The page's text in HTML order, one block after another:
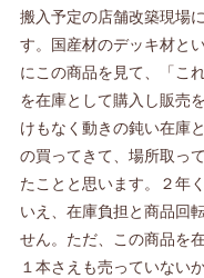
搬入予定の店舗改築現場
す。国産材のデッキ材と
にこの商品を見て、「こ
を在庫として購入し販売
けもなく動きの鈍い在庫
の買ってきて、場所取っ
たことと思います。２年
いえ、在庫負担と商品回
せん。ただ、この商品を
１本さえも売っていない